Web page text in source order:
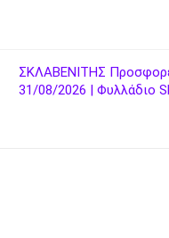
ΣΚΛΑΒΕΝΙΤΗΣ
31/08/2026 | Φυλλάδιο